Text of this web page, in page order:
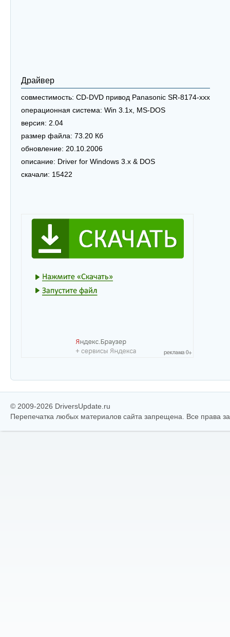
Драйвер
совместимость: CD-DVD привод Panasonic SR-8174-xxx
операционная система: Win 3.1x, MS-DOS
версия: 2.04
размер файла: 73.20 Кб
обновление: 20.10.2006
описание: Driver for Windows 3.x & DOS
скачали: 15422
© 2009-2026 DriversUpdate.ru
Перепечатка любых материалов сайта запрещена. Все права